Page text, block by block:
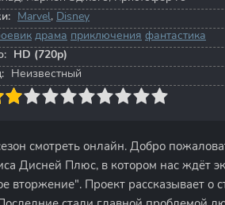
Marvel, Disney
драма приключения фантастика
HD (720p)
Неизвестный
7 8 9 10
смотреть онлайн. Добро
Дисней Плюс, в котором нас ждёт
вторжение". Проект рассказывает о